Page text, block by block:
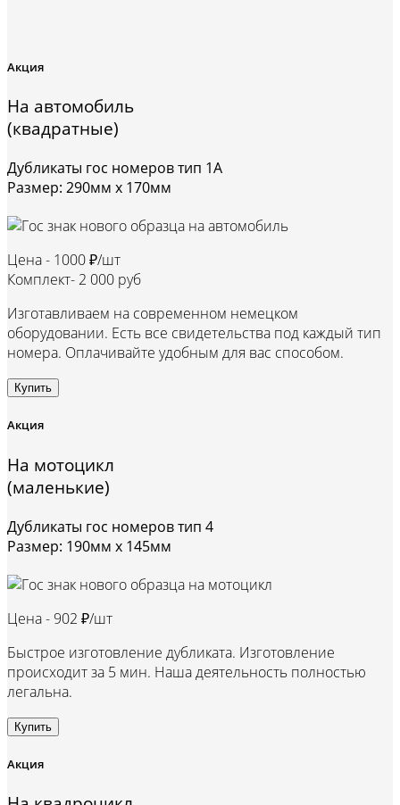
Акция
На автомобиль
(квадратные)
Дубликаты гос номеров тип 1А
Размер: 290мм х 170мм
Цена - 1000 ₽/шт
Комплект- 2 000 руб
Изготавливаем на современном немецком
оборудовании. Есть все свидетельства под каждый тип
номера. Оплачивайте удобным для вас способом.
Купить
Акция
На мотоцикл
(маленькие)
Дубликаты гос номеров тип 4
Размер: 190мм х 145мм
Цена - 902 ₽/шт
Быстрое изготовление дубликата. Изготовление
происходит за 5 мин. Наша деятельность полностью
легальна.
Купить
Акция